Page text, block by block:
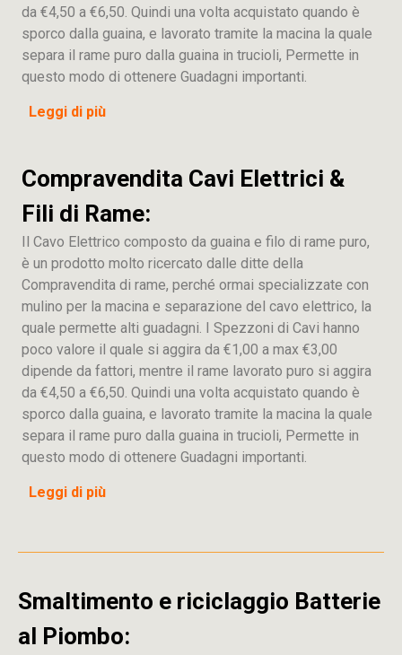
da €4,50 a €6,50. Quindi una volta acquistato quando è
sporco dalla guaina, e lavorato tramite la macina la quale
separa il rame puro dalla guaina in trucioli, Permette in
questo modo di ottenere Guadagni importanti.
Leggi di più
Compravendita Cavi Elettrici &
Fili di Rame:
Il Cavo Elettrico composto da guaina e filo di rame puro,
è un prodotto molto ricercato dalle ditte della
Compravendita di rame, perché ormai specializzate con
mulino per la macina e separazione del cavo elettrico, la
quale permette alti guadagni. I Spezzoni di Cavi hanno
poco valore il quale si aggira da €1,00 a max €3,00
dipende da fattori, mentre il rame lavorato puro si aggira
da €4,50 a €6,50. Quindi una volta acquistato quando è
sporco dalla guaina, e lavorato tramite la macina la quale
separa il rame puro dalla guaina in trucioli, Permette in
questo modo di ottenere Guadagni importanti.
Leggi di più
Smaltimento e riciclaggio Batterie
al Piombo: